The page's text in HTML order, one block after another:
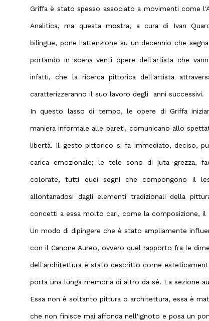
Griffa è stato spesso associato a movimenti come
Analitica, ma questa mostra, a cura di Ivan
bilingue, pone l'attenzione su un decennio che
portando in scena venti opere dell'artista che
infatti, che la ricerca pittorica dell'artista
caratterizzeranno il suo lavoro degli anni successivi.
In questo lasso di tempo, le opere di Griffa
maniera informale alle pareti, comunicano allo
libertà. Il gesto pittorico si fa immediato, deciso,
carica emozionale; le tele sono di juta grezza,
colorate, tutti quei segni che compongono il
allontanadosi dagli elementi tradizionali della
concetti a essa molto cari, come la composizione, il
Un modo di dipingere che è stato ampliamente
con il Canone Aureo, ovvero quel rapporto fra le
dell'architettura è stato descritto come
porta una lunga memoria di altro da sé. La sezione
Essa non è soltanto pittura o architettura, essa è
che non finisce mai affonda nell'ignoto e posa un